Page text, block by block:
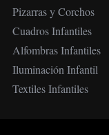
Pizarras y Corchos
Cuadros Infantiles
Alfombras Infantiles
Iluminación Infantil
Textiles Infantiles